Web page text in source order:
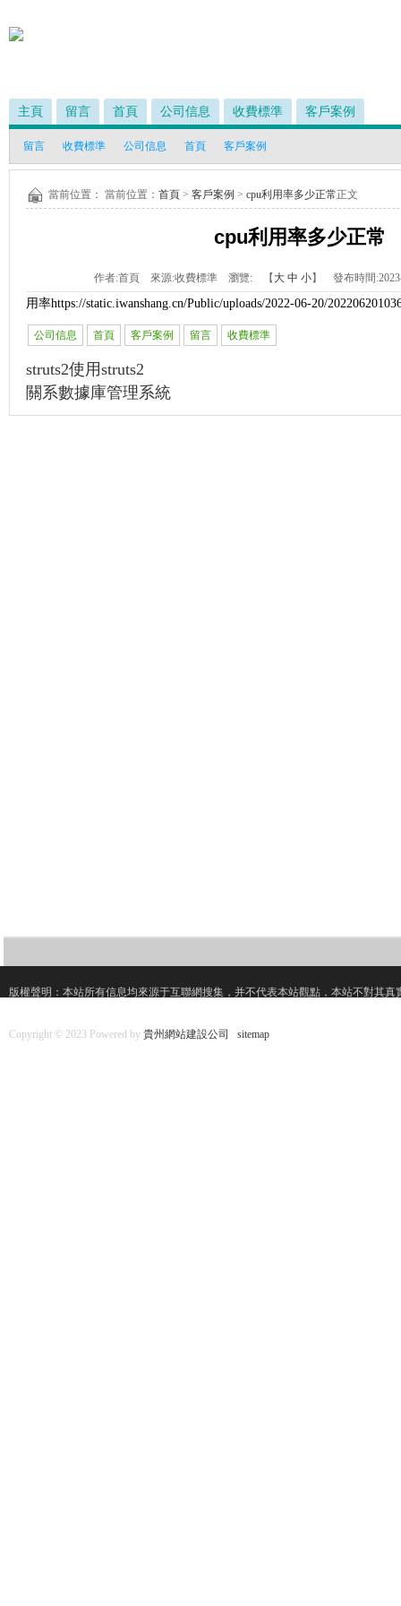
主頁 留言 首頁 公司信息 收費標準 客戶案例
留言 收費標準 公司信息 首頁 客戶案例
當前位置： 當前位置： 首頁 > 客戶案例 > cpu利用率多少正常正文
cpu利用率多少正常
作者:首頁來源:收費標準瀏覽:【 大 中 小】 發布時間:
用率https://static.iwanshang.cn/Public/uploads/2022-06-20/
公司信息 首頁 客戶案例 留言 收費標準
struts2使用struts2
關系數據庫管理系統
版權聲明：本站所有信息均來源于互聯網搜集，并不代表本站觀點，本站不對其
Copyright © 2023 Powered by 貴州網站建設公司 sitemap